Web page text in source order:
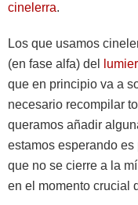
cinelerra.
Los que usamos
(en fase alfa) del
que en principio va a
necesario recompilar
queramos añadir
estamos esperando
que no se cierre a la
en el momento crucial